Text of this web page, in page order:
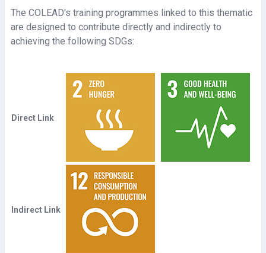
c
r
í
d
e
o
The COLEAD's training programmes linked to this thematic
are designed to contribute directly and indirectly to
achieving the following SDGs:
Direct Link
Indirect Link